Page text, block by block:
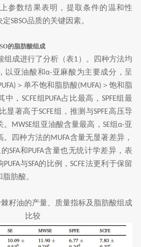
参数结果表明，提取条件的温和性
定SBSO品质的关键因素。
的脂肪酸组成
组成进行了分析（表1）。四种方法均
以亚油酸和α-亚麻酸为主要成分，呈
＞单不饱和脂肪酸(MUFA) ＞饱和脂
中，SCFE组 PUFA占比最高， SPFE组最
显著高于SCFE组，推测与SPFE高压导
MWSE组亚油酸含量最高， SE组α-亚
。四种方法的MUFA含量无显著差异，
SFA和PUFA含量也无统计学差异，表
PUFA与SFA的比例，SCFE法更利于保留
肪酸。
籽油的产量、质量指标及脂肪酸组成
比较